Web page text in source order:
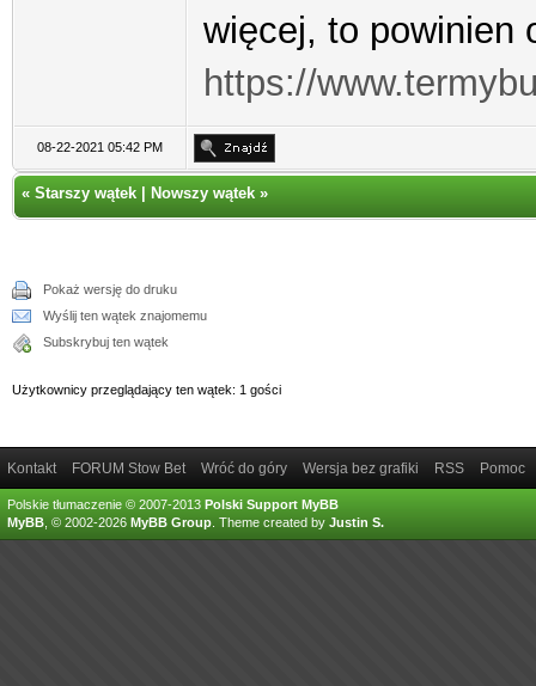
więcej, to powinien
https://
08-22-2021 05:42 PM
« Starszy wątek | Nowszy wątek »
Pokaż wersję do druku
Wyślij ten wątek znajomemu
Subskrybuj ten wątek
Użytkownicy przeglądający ten wątek: 1 gości
Kontakt FORUM Stow Bet Wróć do góry Wersja bez grafiki RSS Pomoc
Polskie tłumaczenie © 2007-2013 Polski Support MyBB
MyBB , © 2002-2026 MyBB Group Theme created by Justin S.